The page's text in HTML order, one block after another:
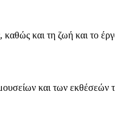
καθώς και τη ζωή και
μουσείων και των εκθέσεών